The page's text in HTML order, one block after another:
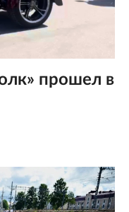
прошел в